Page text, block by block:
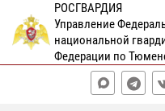
РОСГВАРДИЯ
Управление
национальной
Федерации по